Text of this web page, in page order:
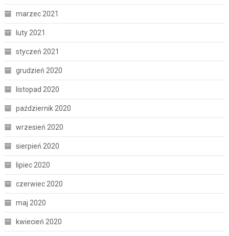
marzec 2021
luty 2021
styczeń 2021
grudzień 2020
listopad 2020
październik 2020
wrzesień 2020
sierpień 2020
lipiec 2020
czerwiec 2020
maj 2020
kwiecień 2020